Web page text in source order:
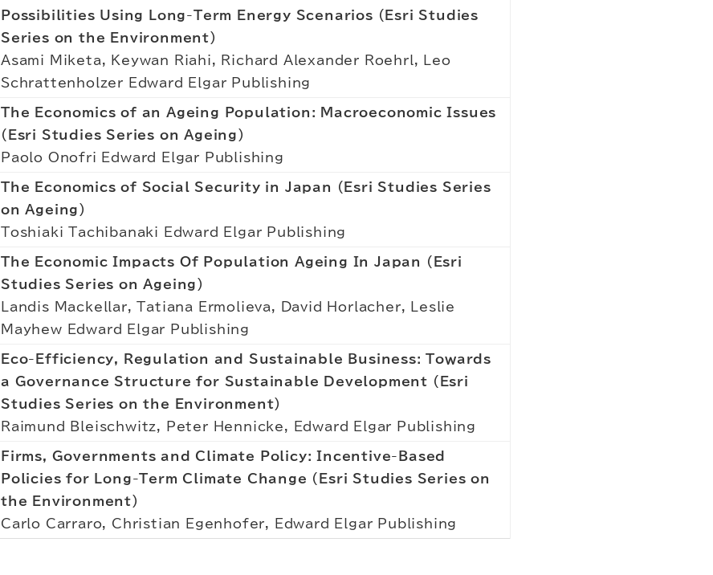
Possibilities Using Long-Term Energy Scenarios (Esri Studies
Series on the Environment)
Asami Miketa, Keywan Riahi, Richard Alexander Roehrl, Leo
Schrattenholzer Edward Elgar Publishing
The Economics of an Ageing Population: Macroeconomic Issues
(Esri Studies Series on Ageing)
Paolo Onofri Edward Elgar Publishing
The Economics of Social Security in Japan (Esri Studies Series
on Ageing)
Toshiaki Tachibanaki Edward Elgar Publishing
The Economic Impacts Of Population Ageing In Japan (Esri
Studies Series on Ageing)
Landis Mackellar, Tatiana Ermolieva, David Horlacher, Leslie
Mayhew Edward Elgar Publishing
Eco-Efficiency, Regulation and Sustainable Business: Towards
a Governance Structure for Sustainable Development (Esri
Studies Series on the Environment)
Raimund Bleischwitz, Peter Hennicke, Edward Elgar Publishing
Firms, Governments and Climate Policy: Incentive-Based
Policies for Long-Term Climate Change (Esri Studies Series on
the Environment)
Carlo Carraro, Christian Egenhofer, Edward Elgar Publishing